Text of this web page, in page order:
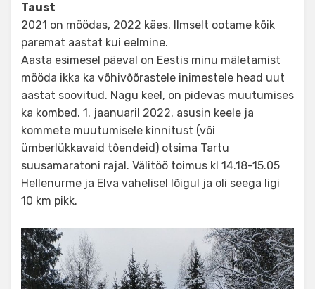
Taust
2021 on möödas, 2022 käes. Ilmselt ootame kõik
paremat aastat kui eelmine.
Aasta esimesel päeval on Eestis minu mäletamist
mööda ikka ka võhivõõrastele inimestele head uut
aastat soovitud. Nagu keel, on pidevas muutumises
ka kombed. 1. jaanuaril 2022. asusin keele ja
kommete muutumisele kinnitust (või
ümberlükkavaid tõendeid) otsima Tartu
suusamaratoni rajal. Välitöö toimus kl 14.18-15.05
Hellenurme ja Elva vahelisel lõigul ja oli seega ligi
10 km pikk.